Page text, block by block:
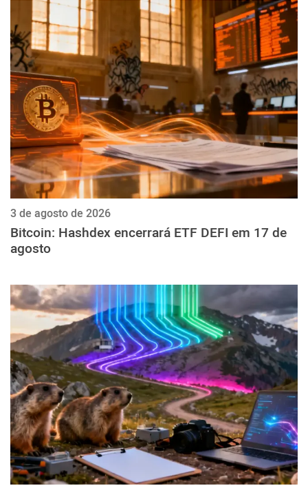
3 de agosto de 2026
Bitcoin: Hashdex encerrará ETF DEFI em 17 de
agosto